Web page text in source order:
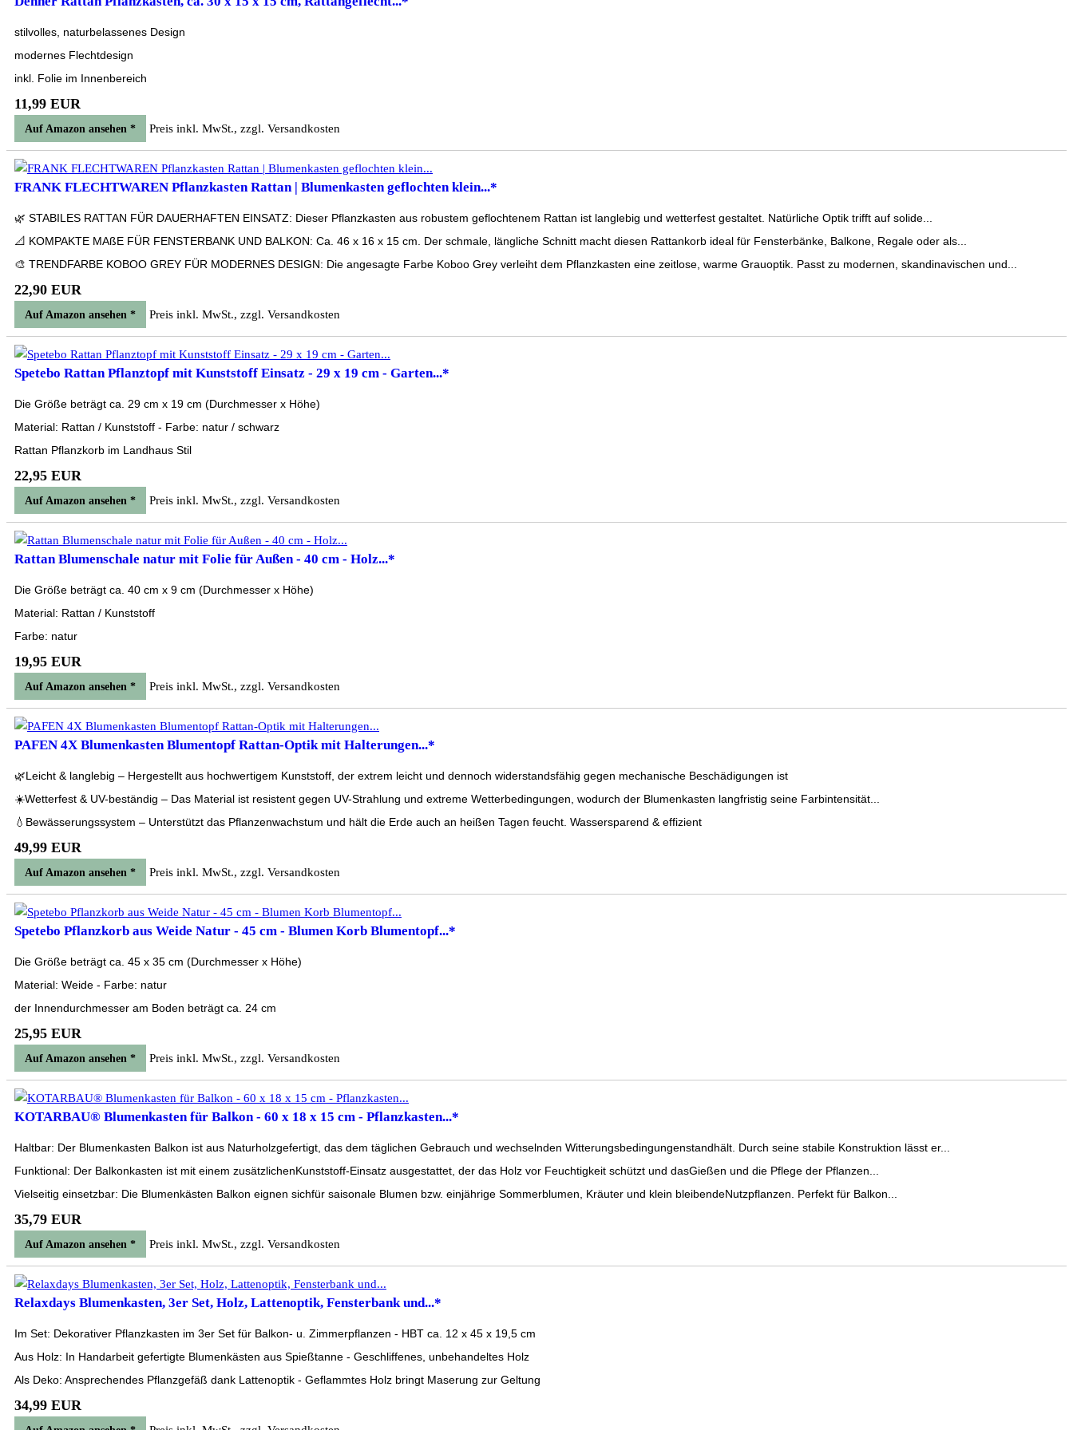
stilvolles, naturbelassenes Design
modernes Flechtdesign
inkl. Folie im Innenbereich
11,99 EUR
Auf Amazon ansehen * Preis inkl. MwSt., zzgl. Versandkosten
FRANK FLECHTWAREN Pflanzkasten Rattan | Blumenkasten geflochten klein...*
🌿 STABILES RATTAN FÜR DAUERHAFTEN EINSATZ: Dieser Pflanzkasten aus robustem geflochtenem Rattan ist langlebig und wetterfest gestaltet. Natürliche Optik trifft auf solide...
📐 KOMPAKTE MAßE FÜR FENSTERBANK UND BALKON: Ca. 46 x 16 x 15 cm. Der schmale, längliche Schnitt macht diesen Rattankorb ideal für Fensterbänke, Balkone, Regale oder als...
🎨 TRENDFARBE KOBOO GREY FÜR MODERNES DESIGN: Die angesagte Farbe Koboo Grey verleiht dem Pflanzkasten eine zeitlose, warme Grauoptik. Passt zu modernen, skandinavischen und...
22,90 EUR
Auf Amazon ansehen * Preis inkl. MwSt., zzgl. Versandkosten
Spetebo Rattan Pflanztopf mit Kunststoff Einsatz - 29 x 19 cm - Garten...*
Die Größe beträgt ca. 29 cm x 19 cm (Durchmesser x Höhe)
Material: Rattan / Kunststoff - Farbe: natur / schwarz
Rattan Pflanzkorb im Landhaus Stil
22,95 EUR
Auf Amazon ansehen * Preis inkl. MwSt., zzgl. Versandkosten
Rattan Blumenschale natur mit Folie für Außen - 40 cm - Holz...*
Die Größe beträgt ca. 40 cm x 9 cm (Durchmesser x Höhe)
Material: Rattan / Kunststoff
Farbe: natur
19,95 EUR
Auf Amazon ansehen * Preis inkl. MwSt., zzgl. Versandkosten
PAFEN 4X Blumenkasten Blumentopf Rattan-Optik mit Halterungen...*
🌿Leicht & langlebig – Hergestellt aus hochwertigem Kunststoff, der extrem leicht und dennoch widerstandsfähig gegen mechanische Beschädigungen ist
☀️Wetterfest & UV-beständig – Das Material ist resistent gegen UV-Strahlung und extreme Wetterbedingungen, wodurch der Blumenkasten langfristig seine Farbintensität...
💧Bewässerungssystem – Unterstützt das Pflanzenwachstum und hält die Erde auch an heißen Tagen feucht. Wassersparend & effizient
49,99 EUR
Auf Amazon ansehen * Preis inkl. MwSt., zzgl. Versandkosten
Spetebo Pflanzkorb aus Weide Natur - 45 cm - Blumen Korb Blumentopf...*
Die Größe beträgt ca. 45 x 35 cm (Durchmesser x Höhe)
Material: Weide - Farbe: natur
der Innendurchmesser am Boden beträgt ca. 24 cm
25,95 EUR
Auf Amazon ansehen * Preis inkl. MwSt., zzgl. Versandkosten
KOTARBAU® Blumenkasten für Balkon - 60 x 18 x 15 cm - Pflanzkasten...*
Haltbar: Der Blumenkasten Balkon ist aus Naturholzgefertigt, das dem täglichen Gebrauch und wechselnden Witterungsbedingungenstandhält. Durch seine stabile Konstruktion lässt er...
Funktional: Der Balkonkasten ist mit einem zusätzlichenKunststoff-Einsatz ausgestattet, der das Holz vor Feuchtigkeit schützt und dasGießen und die Pflege der Pflanzen...
Vielseitig einsetzbar: Die Blumenkästen Balkon eignen sichfür saisonale Blumen bzw. einjährige Sommerblumen, Kräuter und klein bleibendeNutzpflanzen. Perfekt für Balkon...
35,79 EUR
Auf Amazon ansehen * Preis inkl. MwSt., zzgl. Versandkosten
Relaxdays Blumenkasten, 3er Set, Holz, Lattenoptik, Fensterbank und...*
Im Set: Dekorativer Pflanzkasten im 3er Set für Balkon- u. Zimmerpflanzen - HBT ca. 12 x 45 x 19,5 cm
Aus Holz: In Handarbeit gefertigte Blumenkästen aus Spießtanne - Geschliffenes, unbehandeltes Holz
Als Deko: Ansprechendes Pflanzgefäß dank Lattenoptik - Geflammtes Holz bringt Maserung zur Geltung
34,99 EUR